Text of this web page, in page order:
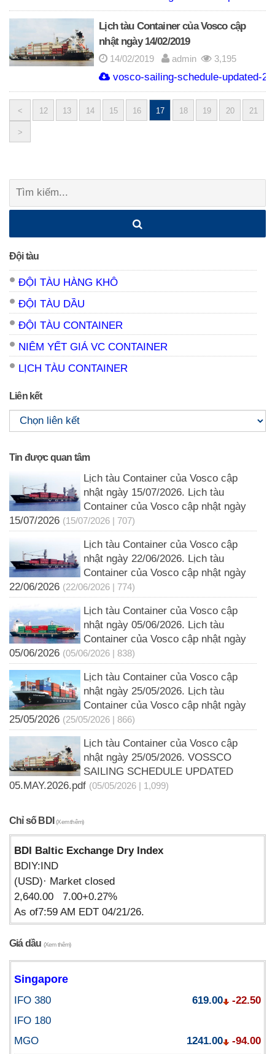
Lịch tàu Container của Vosco cập
nhật ngày 14/02/2019
14/02/2019 admin 3,195
vosco-sailing-schedule-updated-
Posts
navigation
< 12 13 14 15 16 17 18 19 20 21
>
Tìm
Đội tàu
ĐỘI TÀU HÀNG KHÔ
ĐỘI TÀU DẦU
ĐỘI TÀU CONTAINER
NIÊM YẾT GIÁ VC CONTAINER
LỊCH TÀU CONTAINER
Liên kết
Tin được quan tâm
Lịch tàu Container của Vosco cập
nhật ngày 15/07/2026. Lịch tàu
Container của Vosco cập nhật ngày
15/07/2026 (15/07/2026 | 707)
Lịch tàu Container của Vosco cập
nhật ngày 22/06/2026. Lịch tàu
Container của Vosco cập nhật ngày
22/06/2026 (22/06/2026 | 774)
Lịch tàu Container của Vosco cập
nhật ngày 05/06/2026. Lịch tàu
Container của Vosco cập nhật ngày
05/06/2026 (05/06/2026 | 838)
Lịch tàu Container của Vosco cập
nhật ngày 25/05/2026. Lịch tàu
Container của Vosco cập nhật ngày
25/05/2026 (25/05/2026 | 866)
Lịch tàu Container của Vosco cập
nhật ngày 25/05/2026. VOSSCO
SAILING SCHEDULE UPDATED
05.MAY.2026.pdf (05/05/2026 | 1,099)
Chỉ số BDI(Xem thêm)
BDI Baltic Exchange Dry Index
BDIY:IND
(USD)· Market closed
2,640.00 7.00+0.27%
As of7:59 AM EDT 04/21/26.
Giá dầu (Xem thêm)
Singapore
IFO 380 619.00
-22.50
IFO 180
MGO
1241.00 -94.00